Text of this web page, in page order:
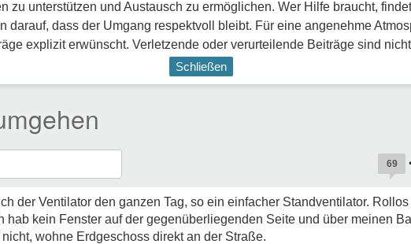
zu unterstützen und Austausch zu ermöglichen. Wer Hilfe braucht,
darauf, dass der Umgang respektvoll bleibt. Für eine angenehme
explizit erwünscht. Verletzende oder verurteilende Beiträge sind
Schließen
69
der Ventilator den ganzen Tag, so ein einfacher Standventilator.
hab kein Fenster auf der gegenüberliegenden Seite und über meinen
wohne Erdgeschoss direkt an der Straße.